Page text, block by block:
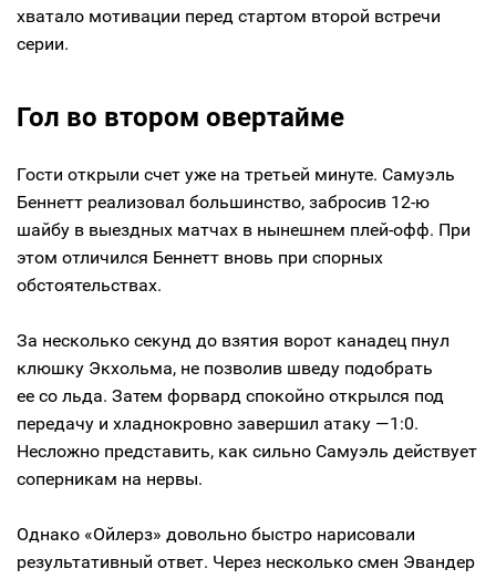
хватало мотивации перед стартом второй встречи
серии.
Гол во втором овертайме
Гости открыли счет уже на третьей минуте. Самуэль
Беннетт реализовал большинство, забросив 12-ю
шайбу в выездных матчах в нынешнем плей-офф. При
этом отличился Беннетт вновь при спорных
обстоятельствах.
За несколько секунд до взятия ворот канадец пнул
клюшку Экхольма, не позволив шведу подобрать
ее со льда. Затем форвард спокойно открылся под
передачу и хладнокровно завершил атаку —1:0.
Несложно представить, как сильно Самуэль действует
соперникам на нервы.
Однако «Ойлерз» довольно быстро нарисовали
результативный ответ. Через несколько смен Эвандер